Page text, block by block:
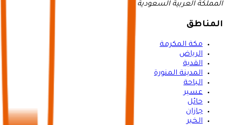
المملكة العربية السعودية
المناطق
مكة المكرمة
الرياض
القدية
المدينة المنورة
الباحة
عسير
حائل
جازان
الخبر